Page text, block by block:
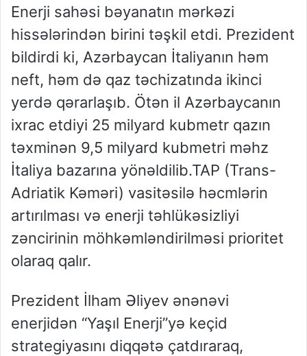
Enerji sahəsi bəyanatın mərkəzi
hissələrindən birini təşkil etdi. Prezident
bildirdi ki, Azərbaycan İtaliyanın həm
neft, həm də qaz təchizatında ikinci
yerdə qərarlaşıb. Ötən il Azərbaycanın
ixrac etdiyi 25 milyard kubmetr qazın
təxminən 9,5 milyard kubmetri məhz
İtaliya bazarına yönəldilib.TAP (Trans-
Adriatik Kəməri) vasitəsilə həcmlərin
artırılması və enerji təhlükəsizliyi
zəncirinin möhkəmləndirilməsi prioritet
olaraq qalır.
Prezident İlham Əliyev ənənəvi
enerjidən “Yaşıl Enerji”yə keçid
strategiyasını diqqətə çatdıraraq,